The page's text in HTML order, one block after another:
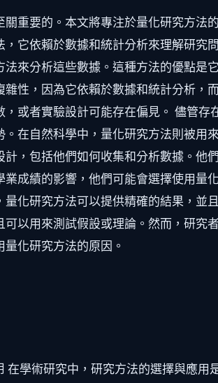
重要的。本文將專注於量化研究方
它依賴於數據和統計分析來理解研
來分析這些數據。這種方法的優點
性，因為它依賴於數據和統計分析
或者實驗設計可能存在偏見。 儘管
在自然科學中，量化研究方法則被
，包括他們如何收集和分析數據。
成績的影響，他們可能會選擇使用
化研究方法可以提供精確的結果，
以用來測試假設或理論。然而，研
化研究方法的原因。
在學術研究中，研究方法的選擇與應用